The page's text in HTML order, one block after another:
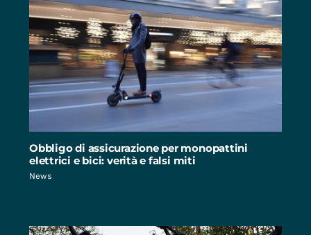
Obbligo di assicurazione per monopattini
elettrici e bici: verità e falsi miti
News